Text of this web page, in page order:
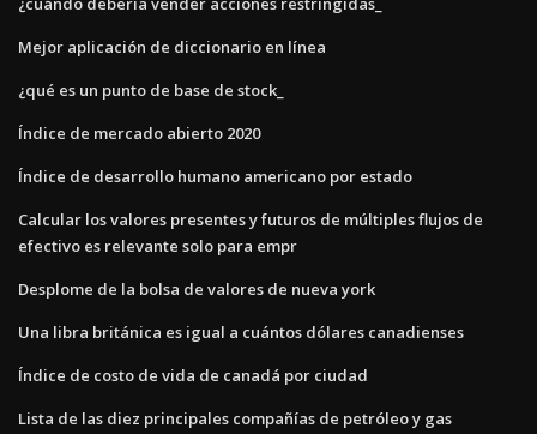
Mejor aplicación de diccionario en línea
¿qué es un punto de base de stock_
Índice de mercado abierto 2020
Índice de desarrollo humano americano por estado
Calcular los valores presentes y futuros de múltiples flujos de
efectivo es relevante solo para empr
Desplome de la bolsa de valores de nueva york
Una libra británica es igual a cuántos dólares canadienses
Índice de costo de vida de canadá por ciudad
Lista de las diez principales compañías de petróleo y gas